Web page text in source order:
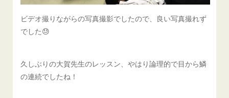
ビデオ撮りながらの写真撮影でしたので、良い写真撮れず
でした😓
久しぶりの大賀先生のレッスン、やはり論理的で目から鱗
の連続でしたね！